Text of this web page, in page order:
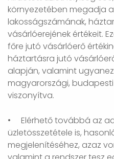
környezetében megadja
lakosságszámának,
vásárlóerejének értékeit.
főre jutó vásárlóerő
háztartásra jutó
alapján, valamint
magyarországi,
viszonyítva.
• Elérhető továbbá az
üzletösszetétele is,
megjelenítéséhez, azaz